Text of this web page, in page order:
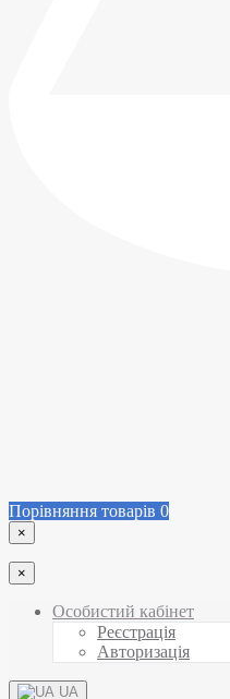
Порівняння товарів 0
×
×
Особистий кабінет
Реєстрація
Авторизація
UA